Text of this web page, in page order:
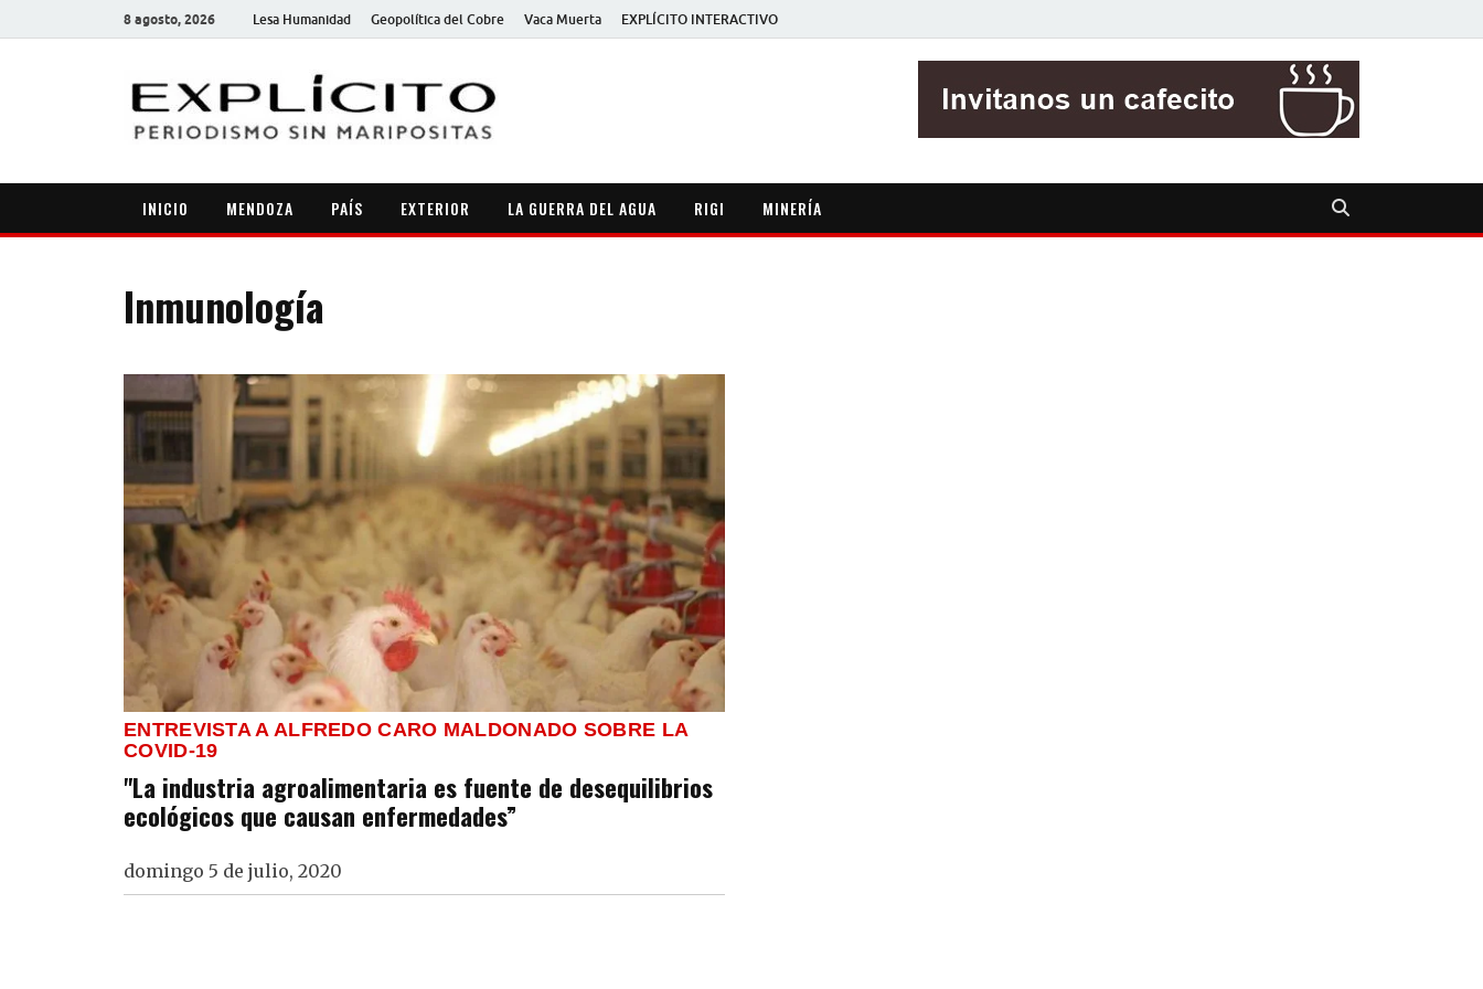
8 agosto, 2026 Lesa Humanidad Geopolítica del Cobre Vaca Muerta EXPLÍCITO INTERACTIVO
INICIO MENDOZA PAÍS EXTERIOR LA GUERRA DEL AGUA RIGI MINERÍA
Inmunología
ENTREVISTA A ALFREDO CARO MALDONADO SOBRE LA
COVID-19
"La industria agroalimentaria es fuente de desequilibrios
ecológicos que causan enfermedades”
domingo 5 de julio, 2020